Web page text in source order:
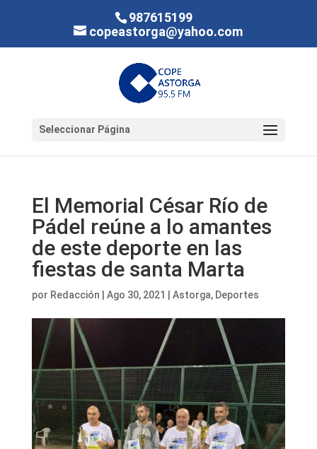
987615199
copeastorga@yahoo.com
Seleccionar Página
El Memorial César Río de
Pádel reúne a lo amantes
de este deporte en las
fiestas de santa Marta
por Redacción Ago 30, 2021 Astorga, Deportes